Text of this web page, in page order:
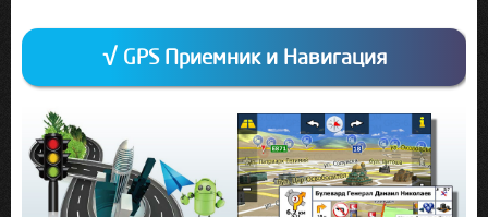
√ GPS Приемник и Навигация